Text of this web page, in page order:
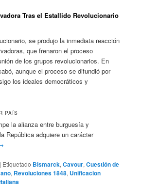
Tras el Estallido Revolucionario
se produjo la inmediata reacción
que frenaron el proceso
de los grupos revolucionarios. En
aunque el proceso se difundió por
los ideales democráticos y
PAÍS
la alianza entre burguesía y
República adquiere un carácter
| Etiquetado Bismarck,Cavour,Cuestión de
, Revoluciones 1848, Unificacion